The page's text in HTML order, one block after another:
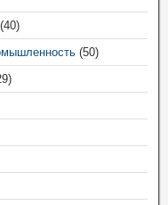
(50)